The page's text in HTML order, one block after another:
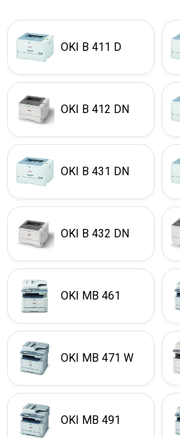
OKI B 411 D
OKI B 412 DN
OKI B 431 DN
OKI B 432 DN
OKI MB 461
OKI MB 471 W
OKI MB 491